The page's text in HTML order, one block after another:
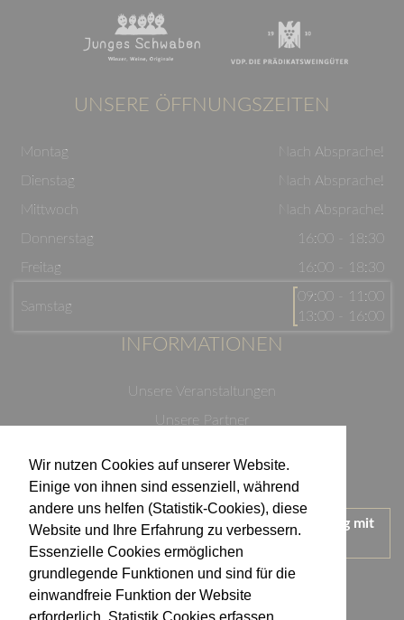
Wir nutzen Cookies auf unserer Website.
Einige von ihnen sind essenziell, während
andere uns helfen (Statistik-Cookies), diese
Website und Ihre Erfahrung zu verbessern.
Essenzielle Cookies ermöglichen
grundlegende Funktionen und sind für die
einwandfreie Funktion der Website
UNSERE ÖFFNUNGSZEITEN
Montag
Nach Absprache!
Dienstag
Nach Absprache!
Mittwoch
Nach Absprache!
Donnerstag
16:00 - 18:30
Freitag
16:00 - 18:30
Samstag
09:00 - 11:00
13:00 - 16:00
INFORMATIONEN
Unsere Veranstaltungen
Unsere Partner
Impressum
Wir treten für einen verantwortungsvollen Umgang mit
Alkohol ein.
KONTAKT